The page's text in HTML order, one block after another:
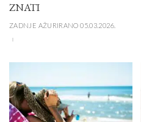
ZNATI
ZADNJE AŽURIRANO 05.03.2026.